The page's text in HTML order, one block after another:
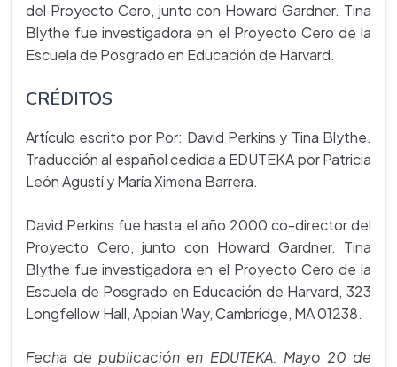
del Proyecto Cero, junto con Howard Gardner. Tina
Blythe fue investigadora en el Proyecto Cero de la
Escuela de Posgrado en Educación de Harvard.
CRÉDITOS
Artículo escrito por Por: David Perkins y Tina Blythe.
Traducción al español cedida a EDUTEKA por Patricia
León Agustí y María Ximena Barrera.
David Perkins fue hasta el año 2000 co-director del
Proyecto Cero, junto con Howard Gardner. Tina
Blythe fue investigadora en el Proyecto Cero de la
Escuela de Posgrado en Educación de Harvard, 323
Longfellow Hall, Appian Way, Cambridge, MA 01238.
Fecha de publicación en EDUTEKA: Mayo 20 de